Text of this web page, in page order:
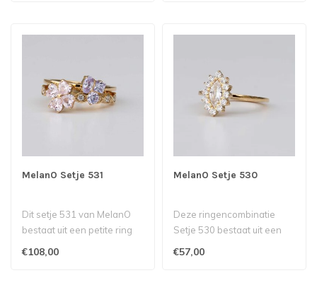
MelanO Setje 531
Dit setje 531 van MelanO
bestaat uit een petite ring
met een Twisted Trinity lav..
€108,00
MelanO Setje 530
Deze ringencombinatie
Setje 530 bestaat uit een
Twisted petite ring met een
€57,00